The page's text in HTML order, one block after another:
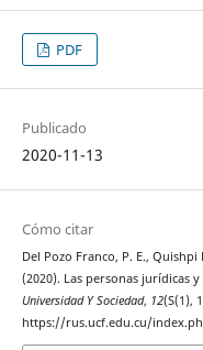
PDF
Publicado
2020-11-13
Cómo citar
Del Pozo Franco, P. E., Quishpi
(2020). Las personas jurídicas
Universidad Y Sociedad, 12(S(1),
https://rus.ucf.edu.cu/